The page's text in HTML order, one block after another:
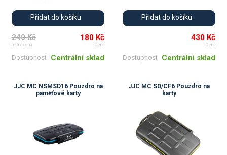
Přidat do košíku
240 Kč
běžná cena
180 Kč
Cena
Dostupnost Centrální sklad
Přidat do košíku
430 Kč
Cena
Dostupnost Centrální sklad
JJC MC NSMSD16 Pouzdro na
paměťové karty
JJC MC SD/CF6 Pouzdro na
karty